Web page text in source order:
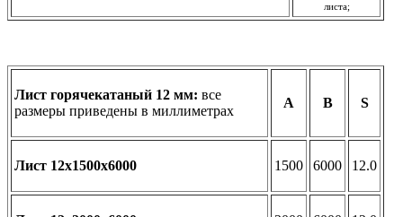
листа;
Лист горячекатаный 12 мм: все
размеры приведены в миллиметрах
А В S
Лист 12х1500х6000 1500 6000 12.0